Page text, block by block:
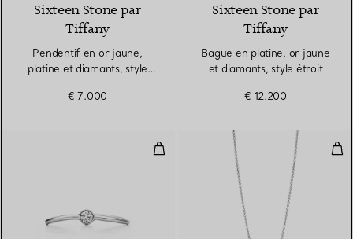
Sixteen Stone par
Tiffany
Pendentif en or jaune,
platine et diamants, style
€ 7.000
Sixteen Stone par
Tiffany
Bague en platine, or jaune
et diamants, style étroit
€ 12.200
Bague en diamants Wave